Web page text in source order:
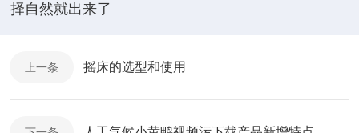
择自然就出来了
上一条 摇床的选型和使用